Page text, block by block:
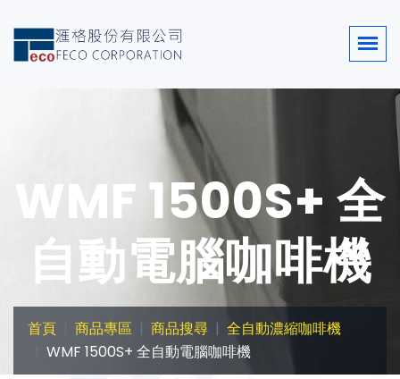
WMF 1500S+ 全
自動電腦咖啡機
首頁 商品專區 商品搜尋
全自動濃縮咖啡機
WMF 1500S+ 全自動電腦咖啡機